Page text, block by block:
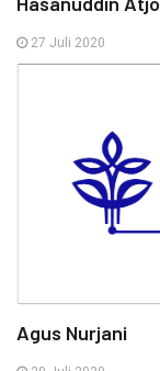
27 Juli 2020
Agus Nurjani